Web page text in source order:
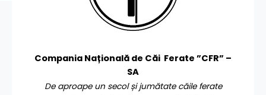
Compania Națională de Căi Ferate ”CFR” –
SA
De aproape un secol și jumătate căile ferate